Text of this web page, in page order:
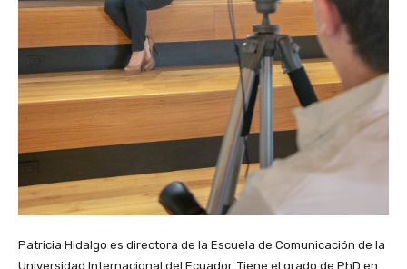
Patricia Hidalgo es directora de la Escuela de Comunicación de la
Universidad Internacional del Ecuador. Tiene el grado de PhD en